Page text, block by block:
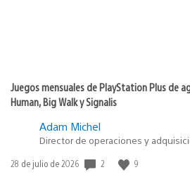
Juegos mensuales de PlayStation Plus de
Human, Big Walk y Signalis
Adam Michel
Director de operaciones y
Fecha
28 de julio de 2026 2 9